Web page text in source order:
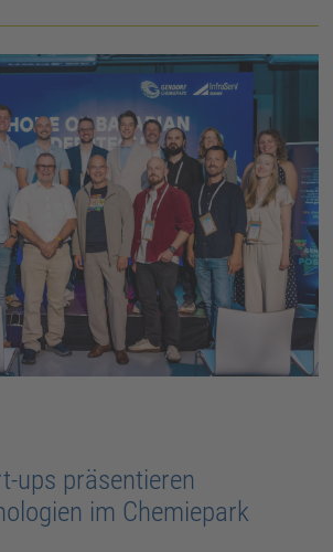
ups präsentieren
im Chemiepark